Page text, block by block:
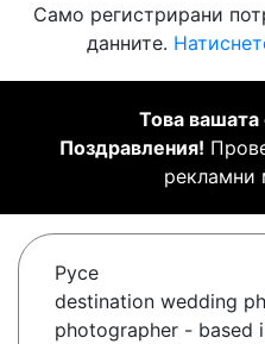
Само регистрирани
данните.
Това
Поздравления!
рекламни
Русе
destination wedding
photographer - based